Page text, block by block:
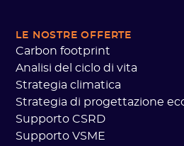
LE NOSTRE OFFERTE
Carbon footprint
Analisi del ciclo di vita
Strategia climatica
Strategia di progettazione
Supporto CSRD
Supporto VSME